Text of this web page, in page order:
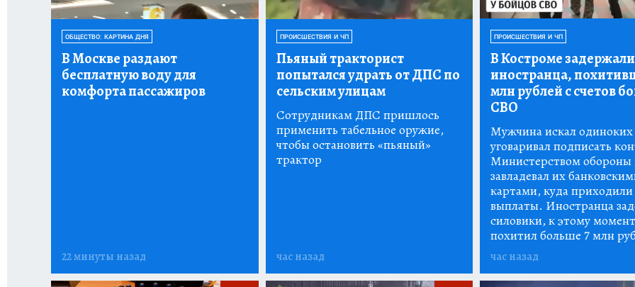
ОБЩЕСТВО: КАРТИНА ДНЯ
В Москве раздают
бесплатную воду для
комфорта пассажиров
22 минуты назад
ПРОИСШЕСТВИЯ И ЧП
Пьяный тракторист
попытался удрать от ДПС по
сельским улицам
Сотрудникам ДПС пришлось
применить табельное оружие,
чтобы остановить «пьяный»
трактор
час назад
ПРОИСШЕСТВИЯ И ЧП
В Костроме задержали
иностранца,
млн рублей с счетов
СВО
Мужчина искал
уговаривал подписать
Министерством обороны
завладевал их
картами, куда приходили
выплаты. Иностранца
силовики, к этому
похитил больше 7 млн
час назад